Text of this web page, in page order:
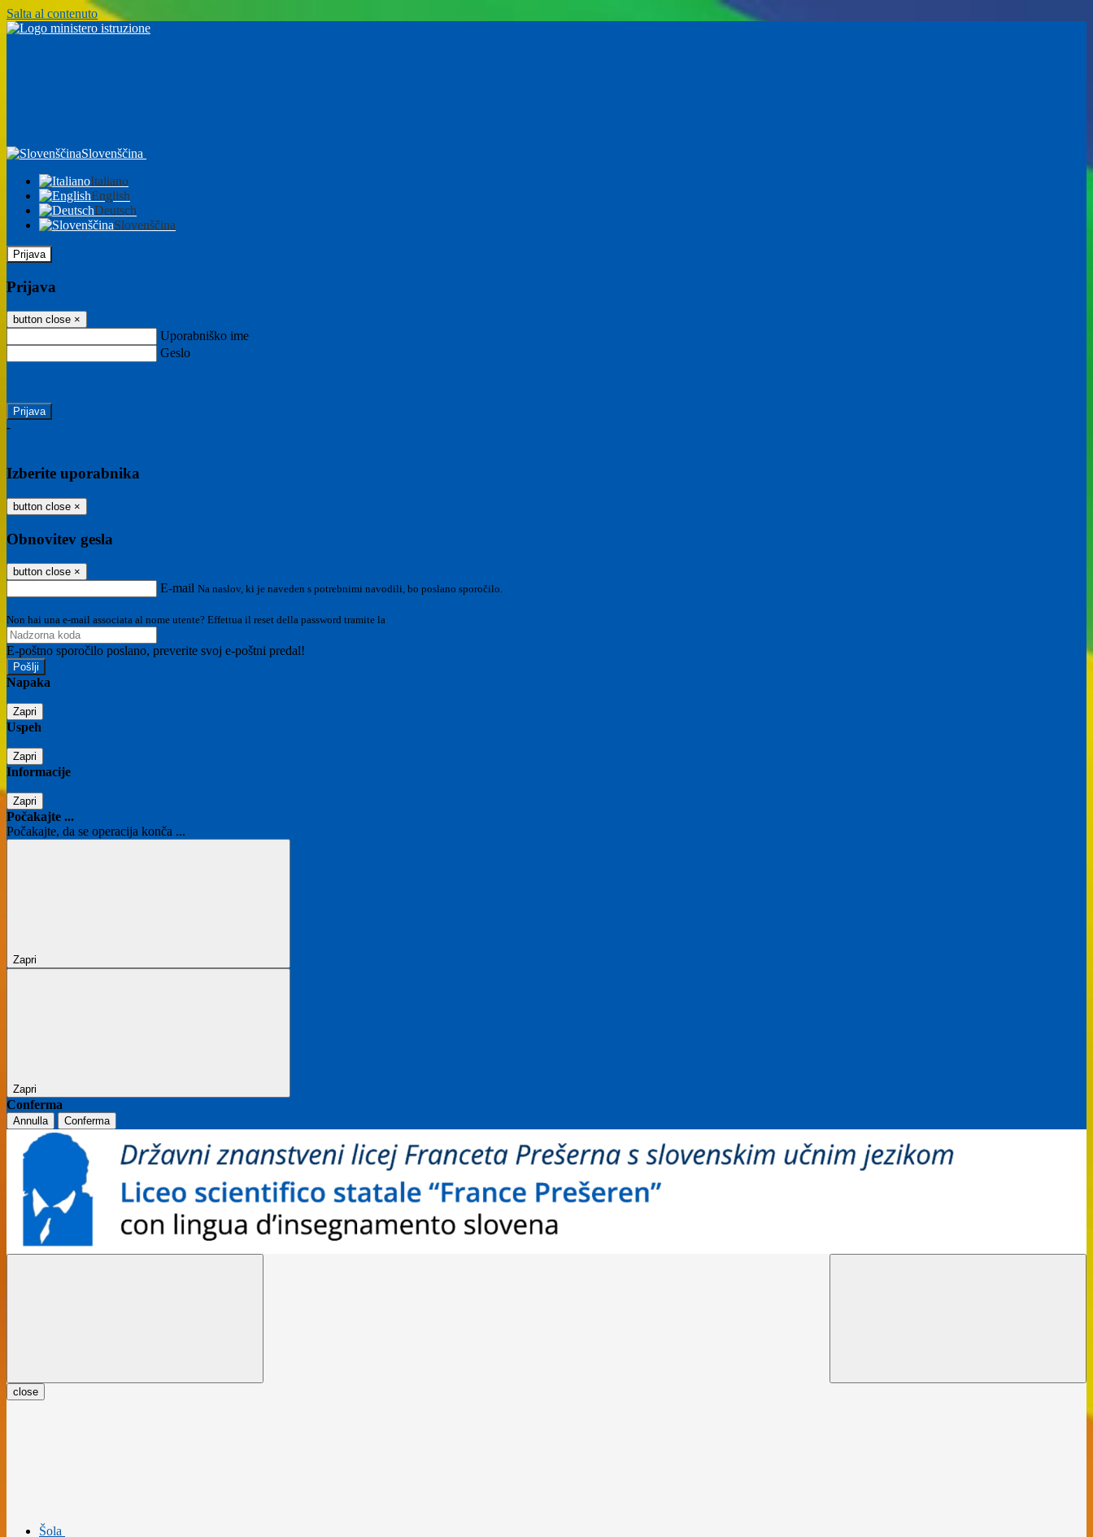
Salta al contenuto
Slovenščina
Italiano
English
Deutsch
Slovenščina
Prijava
Prijava
button close ×
Uporabniško ime
Geslo
-
Izberite uporabnika
button close ×
Obnovitev gesla
button close ×
E-mail Na naslov, ki je naveden s potrebnimi navodili, bo poslano sporočilo.
Non hai una e-mail associata al nome utente? Effettua il reset della password tramite la
E-poštno sporočilo poslano, preverite svoj e-poštni predal!
Napaka
Zapri
Uspeh
Zapri
Informacije
Zapri
Počakajte ...
Počakajte, da se operacija konča ...
Zapri
Zapri
Conferma
Annulla Conferma
close
Šola